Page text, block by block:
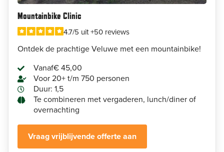
Mountainbike Clinic
4.7/5 uit +50 reviews
Ontdek de prachtige Veluwe met een mountainbike!
Vanaf€ 45,00
Voor 20+ t/m 750 personen
Duur: 1,5
Te combineren met vergaderen, lunch/diner of
overnachting
Vraag vrijblijvende offerte aan